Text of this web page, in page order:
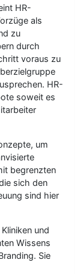
HR-
als
zu
durch
voraus zu
HR-
soweit es
um
begrenzten
sich den
sind hier
und
Wissens
Sie